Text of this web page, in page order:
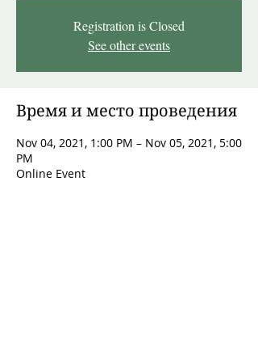
Registration is Closed
See other events
Время и место проведения
Nov 04, 2021, 1:00 PM – Nov 05, 2021, 5:00
PM
Online Event